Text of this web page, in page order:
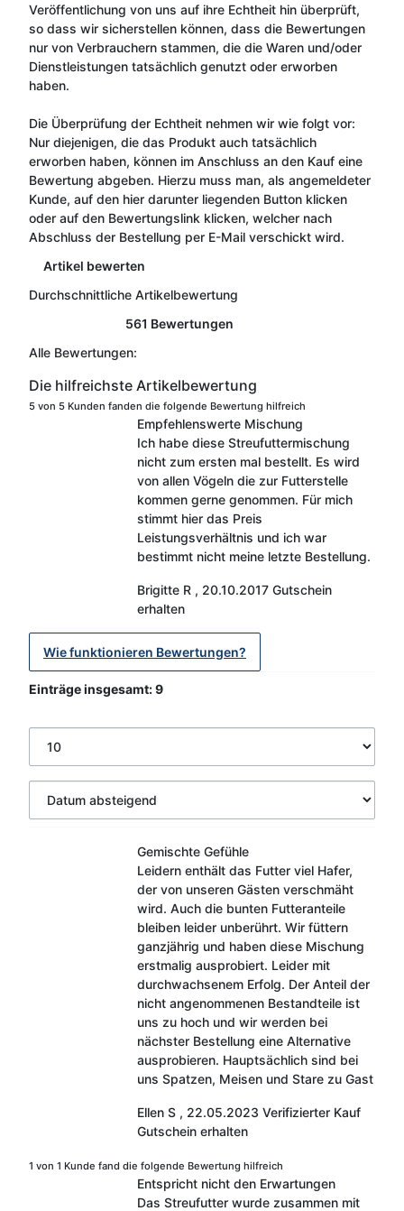
Durchschnittliche Artikelbewertung
561 Bewertungen
Veröffentlichung von uns auf ihre Echtheit hin überprüft,
so dass wir sicherstellen können, dass die Bewertungen
nur von Verbrauchern stammen, die die Waren und/oder
Dienstleistungen tatsächlich genutzt oder erworben
haben.
Die Überprüfung der Echtheit nehmen wir wie folgt vor:
Nur diejenigen, die das Produkt auch tatsächlich
erworben haben, können im Anschluss an den Kauf eine
Bewertung abgeben. Hierzu muss man, als angemeldeter
Kunde, auf den hier darunter liegenden Button klicken
oder auf den Bewertungslink klicken, welcher nach
Abschluss der Bestellung per E-Mail verschickt wird.
Artikel bewerten
Alle Bewertungen:
Die hilfreichste Artikelbewertung
5 von 5 Kunden fanden die folgende Bewertung hilfreich
Empfehlenswerte Mischung
Ich habe diese Streufuttermischung
nicht zum ersten mal bestellt. Es wird
von allen Vögeln die zur Futterstelle
kommen gerne genommen. Für mich
stimmt hier das Preis
Leistungsverhältnis und ich war
bestimmt nicht meine letzte Bestellung.
Brigitte R , 20.10.2017 Gutschein
erhalten
Wie funktionieren Bewertungen?
Einträge insgesamt: 9
Gemischte Gefühle
Leidern enthält das Futter viel Hafer,
der von unseren Gästen verschmäht
wird. Auch die bunten Futteranteile
bleiben leider unberührt. Wir füttern
ganzjährig und haben diese Mischung
erstmalig ausprobiert. Leider mit
durchwachsenem Erfolg. Der Anteil der
nicht angenommenen Bestandteile ist
uns zu hoch und wir werden bei
nächster Bestellung eine Alternative
ausprobieren. Hauptsächlich sind bei
uns Spatzen, Meisen und Stare zu Gast
Ellen S , 22.05.2023 Verifizierter Kauf
Gutschein erhalten
1 von 1 Kunde fand die folgende Bewertung hilfreich
Entspricht nicht den Erwartungen
Das Streufutter wurde zusammen mit